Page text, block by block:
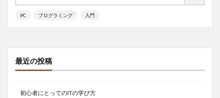
PC プログラミング 入門
最近の投稿
初心者にとってのITの学び方